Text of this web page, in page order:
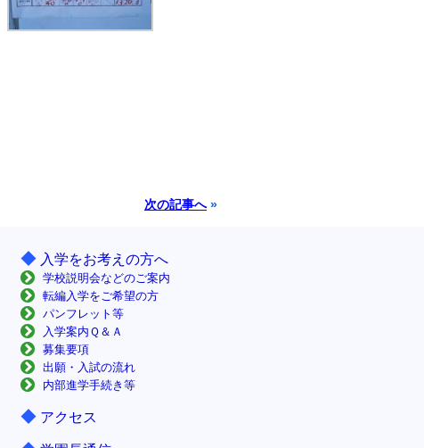
次の記事へ»
◆ 入学をお考えの方へ
学校説明会などのご案内
転編入学をご希望の方
パンフレット等
入学案内Ｑ＆Ａ
募集要項
出願・入試の流れ
内部進学手続き等
◆ アクセス